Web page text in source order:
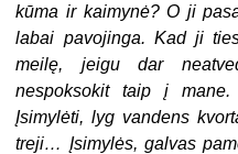
kūma ir kaimynė? O ji
labai pavojinga. Kad ji
meilę, jeigu dar
nespoksokit taip į mane.
Įsimylėti, lyg vandens
treji… Įsimylės, galvas